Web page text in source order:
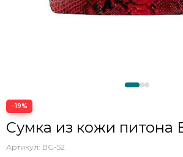
−19%
Сумка из кожи питона
Артикул: BG-52